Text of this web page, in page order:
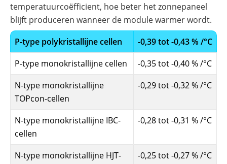
temperatuurcoëfficient, hoe beter het zonnepaneel
blijft produceren wanneer de module warmer wordt.
P-type polykristallijne cellen
-0,39 tot -0,43 % /°C
P-type monokristallijne cellen
-0,35 tot -0,40 % /°C
N-type monokristallijne
TOPcon-cellen
-0,29 tot -0,32 % /°C
N-type monokristallijne IBC-
cellen
-0,28 tot -0,31 % /°C
N-type monokristallijne HJT-
-0,25 tot -0,27 % /°C